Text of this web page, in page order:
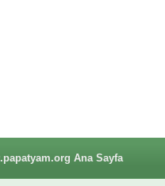
Ana Sayfa